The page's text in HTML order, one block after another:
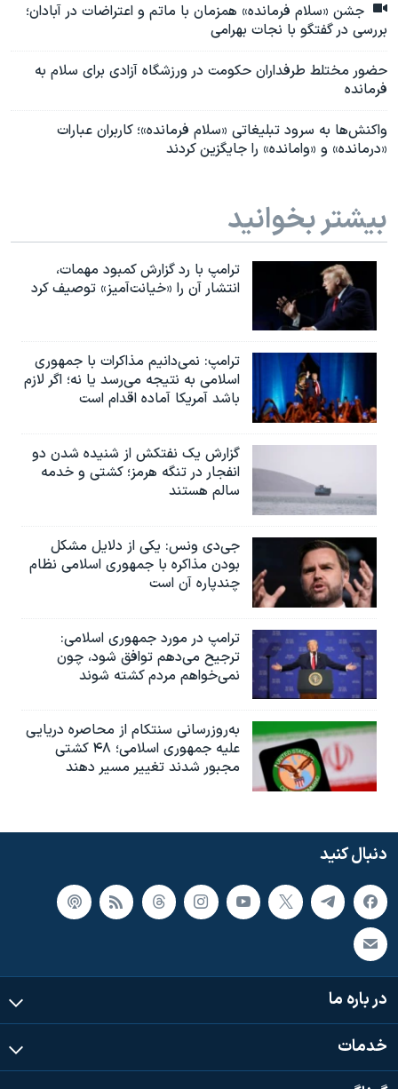
جشن «سلام فرمانده» همزمان با ماتم و اعتراضات در آبادان؛
بررسی در گفتگو با نجات بهرامی
حضور مختلط طرفداران حکومت در ورزشگاه آزادی برای سلام به
فرمانده
واکنش‌ها به سرود تبلیغاتی «سلام فرمانده»؛ کاربران عبارات
«درمانده» و «وامانده» را جایگزین کردند
بیشتر بخوانید
ترامپ با رد گزارش کمبود مهمات،
انتشار آن را «خیانت‌آمیز» توصیف کرد
ترامپ: نمی‌دانیم مذاکرات با جمهوری
اسلامی به نتیجه می‌رسد یا نه؛ اگر لازم
باشد آمریکا آماده اقدام است
گزارش یک نفتکش از شنیده شدن دو
انفجار در تنگه هرمز؛ کشتی و خدمه
سالم هستند
جی‌دی ونس: یکی از دلایل مشکل
بودن مذاکره با جمهوری اسلامی نظام
چندپاره آن است
ترامپ در مورد جمهوری اسلامی:
ترجیح می‌دهم توافق شود، چون
نمی‌خواهم مردم کشته شوند
به‌روزرسانی سنتکام از محاصره دریایی
علیه جمهوری اسلامی؛ ۴۸ کشتی
مجبور شدند تغییر مسیر دهند
دنبال کنید
در باره ما
خدمات